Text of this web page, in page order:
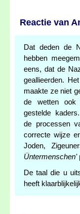
Reactie van
Dat deden de
hebben
eens, dat de
geallieerden.
maakte ze niet
de wetten ook
gestelde
de processen
correcte wijze
Joden,
Üntermenschen'
De taal die u
heeft